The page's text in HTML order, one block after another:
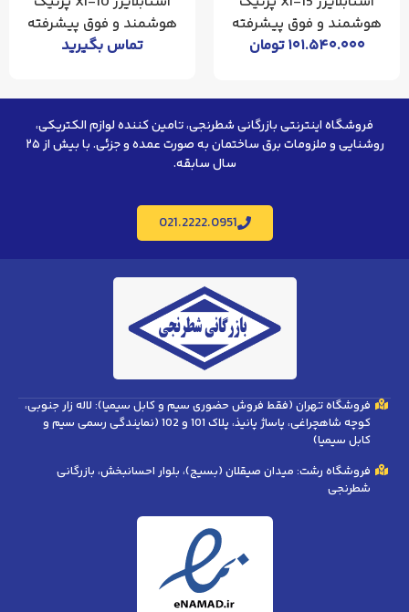
هوشمند و فوق پیشرفته
۱۰۱.۵۴۰.۰۰۰تومان
هوشمند و فوق پیشرفته
تماس بگیرید
فروشگاه اینترنتی بازرگانی شطرنجی، تامین کننده لوازم الکتریکی،
روشنایی و ملزومات برق ساختمان به صورت عمده و جزئی. با بیش از ۲۵
سال سابقه.
021.2222.0951
فروشگاه تهران (فقط فروش حضوری سیم و کابل سیمیا): لاله زار جنوبی،
کوچه شاهچراغی، پاساژ پانیذ، پلاک 101 و 102 (نمایندگی رسمی سیم و
کابل سیمیا)
فروشگاه رشت: میدان صیقلان (بسیج)، بلوار احسانبخش، بازرگانی
شطرنجی